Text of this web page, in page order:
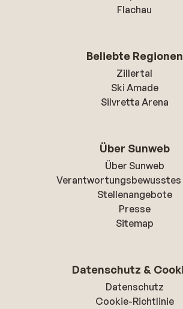
Flachau
Beliebte Regionen
Zillertal
Ski Amade
Silvretta Arena
Über Sunweb
Über Sunweb
Verantwortungsbewusstes
Stellenangebote
Presse
Sitemap
Datenschutz &
Datenschutz
Cookie-Richtlinie